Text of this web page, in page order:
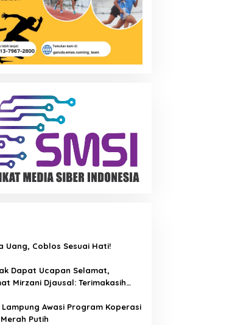
Uang, Coblos Sesuai Hati!
Dapat Ucapan Selamat,
Mirzani Djausal: Terimakasih
Lampung Awasi Program Koperasi
Putih